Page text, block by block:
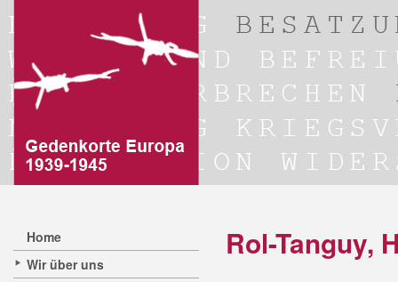
Home
Wir über uns
Rol-Tanguy,